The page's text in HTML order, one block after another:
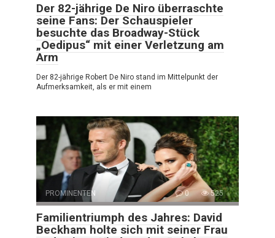
Der 82-jährige De Niro überraschte
seine Fans: Der Schauspieler
besuchte das Broadway-Stück
„Oedipus“ mit einer Verletzung am
Arm
Der 82-jährige Robert De Niro stand im Mittelpunkt der
Aufmerksamkeit, als er mit einem
PROMINENTEN 0 525
Familientriumph des Jahres: David
Beckham holte sich mit seiner Frau